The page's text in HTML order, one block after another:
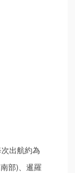
出航約為
部)、暹羅